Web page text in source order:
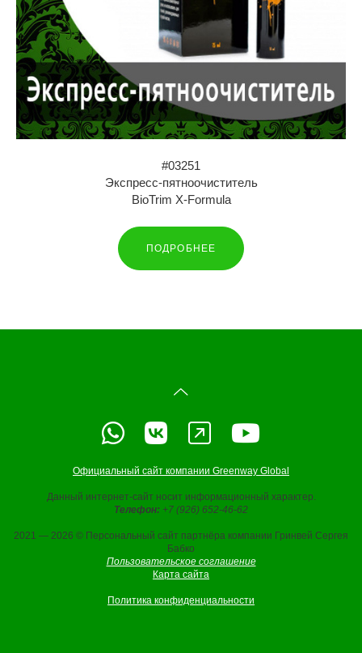
#03251
Экспресс-пятноочиститель
BioTrim X-Formula
ПОДРОБНЕЕ
Официальный сайт компании Greenway Global
Данный интернет-сайт носит информационный характер.
Телефон: +7 (926) 652-46-62
2021 — 2026 © Персональный сайт партнёра компании Гринвей Сергея
Бабко
Пользовательское соглашение
Карта сайта
Политика конфиденциальности